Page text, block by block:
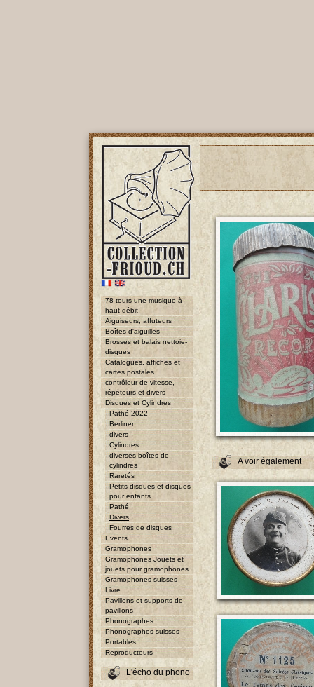
78 tours une musique à
haut débit
Aiguiseurs, affuteurs
Boîtes d'aiguilles
Brosses et balais nettoie-
disques
Catalogues, affiches et
cartes postales
contrôleur de vitesse,
répéteurs et divers
Disques et Cylindres
Pathé 2022
Berliner
divers
Cylindres
diverses boîtes de
cylindres
Raretés
Petits disques et disques
pour enfants
Pathé
Divers
Fourres de disques
Events
Gramophones
Gramophones Jouets et
jouets pour gramophones
Gramophones suisses
Livre
Pavillons et supports de
pavillons
Phonographes
Phonographes suisses
Portables
Reproducteurs
L'écho du phono
A voir également